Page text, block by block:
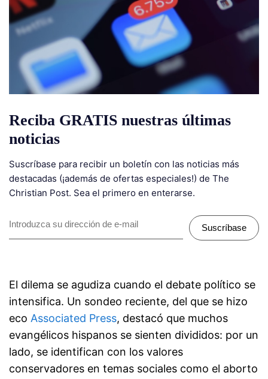
Reciba GRATIS nuestras últimas
noticias
Suscríbase para recibir un boletín con las noticias más
destacadas (¡además de ofertas especiales!) de The
Christian Post. Sea el primero en enterarse.
Suscríbase
El dilema se agudiza cuando el debate político se
intensifica. Un sondeo reciente, del que se hizo
eco Associated Press, destacó que muchos
evangélicos hispanos se sienten divididos: por un
lado, se identifican con los valores
conservadores en temas sociales como el aborto